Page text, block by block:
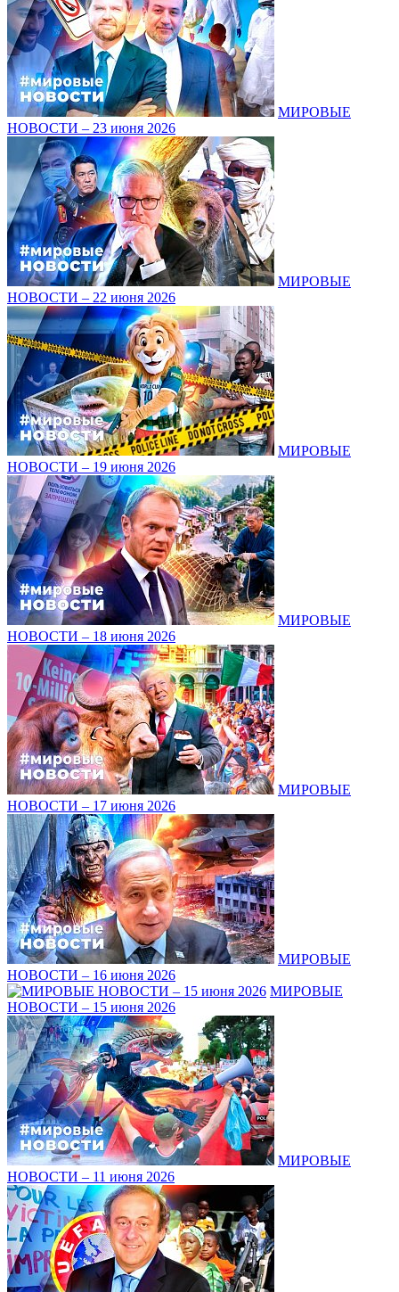
МИРОВЫЕ
НОВОСТИ – 23 июня 2026
МИРОВЫЕ
НОВОСТИ – 22 июня 2026
МИРОВЫЕ
НОВОСТИ – 19 июня 2026
МИРОВЫЕ
НОВОСТИ – 18 июня 2026
МИРОВЫЕ
НОВОСТИ – 17 июня 2026
МИРОВЫЕ
НОВОСТИ – 16 июня 2026
МИРОВЫЕ
НОВОСТИ – 15 июня 2026
МИРОВЫЕ
НОВОСТИ – 11 июня 2026